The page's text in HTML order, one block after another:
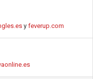
y feverup.com